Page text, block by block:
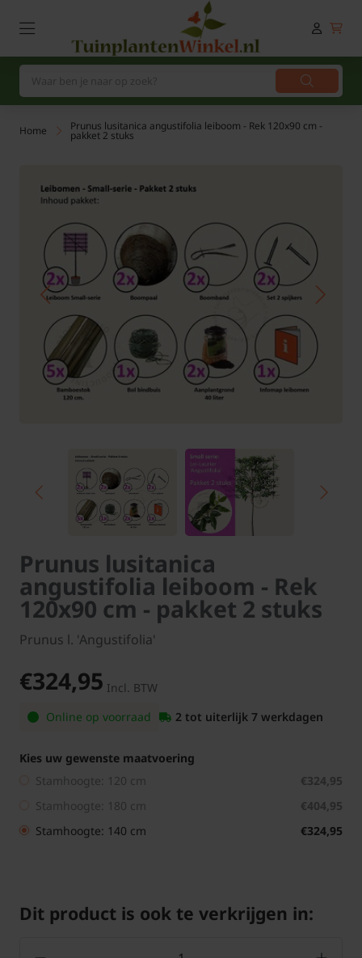
Home Prunus lusitanica angustifolia leiboom - Rek 120x90 cm -
pakket 2 stuks
Prunus lusitanica
angustifolia leiboom - Rek
120x90 cm - pakket 2 stuks
Prunus l. 'Angustifolia'
€324,95 Incl. BTW
Online op voorraad
2 tot uiterlijk 7 werkdagen
Kies uw gewenste maatvoering
Stamhoogte: 120 cm
€324,95
Stamhoogte: 180 cm
€404,95
Stamhoogte: 140 cm
€324,95
Dit product is ook te verkrijgen in: